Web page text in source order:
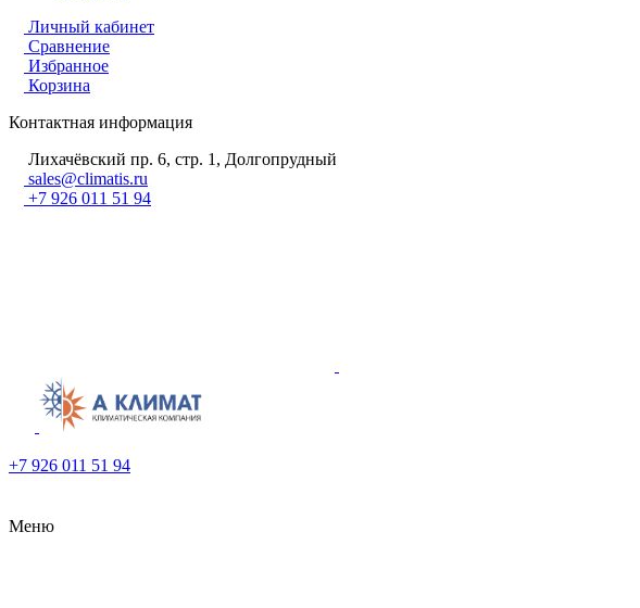
Личный кабинет
Сравнение
Избранное
Корзина
Контактная информация
Лихачёвский пр. 6, стр. 1, Долгопрудный
sales@climatis.ru
+7 926 011 51 94
+7 926 011 51 94
Меню